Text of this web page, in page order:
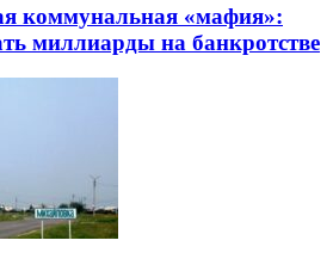
коммунальная «мафия»:
миллиарды на банкротстве